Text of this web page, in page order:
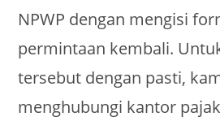
NPWP dengan mengisi
permintaan kembali.
tersebut dengan pasti,
menghubungi kantor